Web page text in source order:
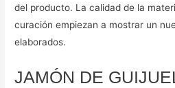
del producto. La calidad de la
curación empiezan a mostrar un
elaborados.
JAMÓN DE